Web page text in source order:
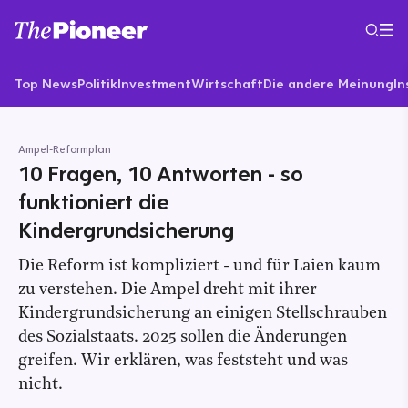
Top NewsPolitikInvestmentWirtschaftDie andere Meinung
Ampel-Reformplan
10 Fragen, 10 Antworten - so
funktioniert die
Kindergrundsicherung
Die Reform ist kompliziert - und für Laien kaum
zu verstehen. Die Ampel dreht mit ihrer
Kindergrundsicherung an einigen Stellschrauben
des Sozialstaats. 2025 sollen die Änderungen
greifen. Wir erklären, was feststeht und was
nicht.